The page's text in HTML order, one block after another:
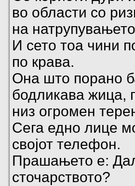
во области со
на
И сето тоа чини
по крава.
Она што порано
бодликава жица,
низ огромен
Сега едно лице
својот телефон.
Прашањето е: Д
сточарството?